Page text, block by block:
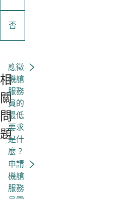
否
相
關
問
題
應徵
機艙
服務
員的
最低
要求
是什
麼？
申請
機艙
服務